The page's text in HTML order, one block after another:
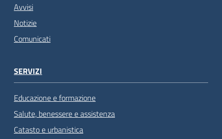
Avvisi
Notizie
Comunicati
SERVIZI
Educazione e formazione
Salute, benessere e assistenza
Catasto e urbanistica